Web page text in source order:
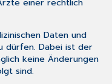
Daten und
dürfen. Dabei ist der
keine Änderungen
sind.